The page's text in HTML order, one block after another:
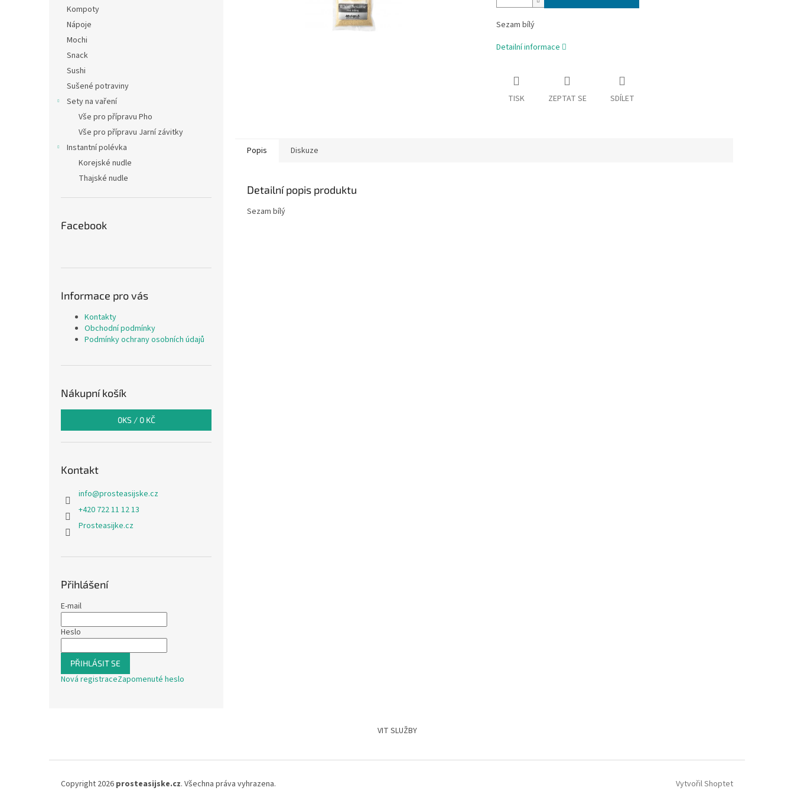
Kompoty
Nápoje
Mochi
Snack
Sushi
Sušené potraviny
Sety na vaření
Vše pro přípravu Pho
Vše pro přípravu Jarní závitky
Instantní polévka
Korejské nudle
Thajské nudle
Facebook
Informace pro vás
Kontakty
Obchodní podmínky
Podmínky ochrany osobních údajů
Nákupní košík
0KS / 0 KČ
Kontakt
info@prosteasijske.cz
+420 722 11 12 13
Prosteasijke.cz
Přihlášení
E-mail
Heslo
PŘIHLÁSIT SE
Nová registraceZapomenuté heslo
Sezam bílý
Detailní informace
TISK ZEPTAT SE SDÍLET
Popis Diskuze
Detailní popis produktu
Sezam bílý
VIT SLUŽBY
Vytvořil Shoptet
Copyright 2026 prosteasijske.cz. Všechna práva vyhrazena.